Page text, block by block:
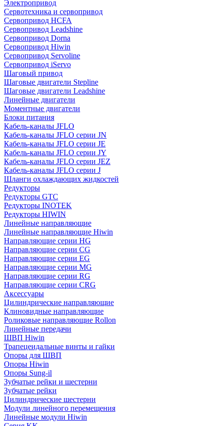
Электропривод
Сервотехника и сервопривод
Сервопривод HCFA
Сервопривод Leadshine
Сервопривод Dorna
Сервопривод Hiwin
Сервопривод Servoline
Сервопривод iServo
Шаговый привод
Шаговые двигатели Stepline
Шаговые двигатели Leadshine
Линейные двигатели
Моментные двигатели
Блоки питания
Кабель-каналы JFLO
Кабель-каналы JFLO серии JN
Кабель-каналы JFLO серии JE
Кабель-каналы JFLO серии JY
Кабель-каналы JFLO серии JEZ
Кабель-каналы JFLO серии J
Шланги охлаждающих жидкостей
Редукторы
Редукторы GTC
Редукторы INOTEK
Редукторы HIWIN
Линейные направляющие
Линейные направляющие Hiwin
Направляющие серии HG
Направляющие серии CG
Направляющие серии EG
Направляющие серии MG
Направляющие серии RG
Направляющие серии CRG
Аксессуары
Цилиндрические направляющие
Клиновидные направляющие
Роликовые направляющие Rollon
Линейные передачи
ШВП Hiwin
Трапецеидальные винты и гайки
Опоры для ШВП
Опоры Hiwin
Опоры Sung-il
Зубчатые рейки и шестерни
Зубчатые рейки
Цилиндрические шестерни
Модули линейного перемещения
Линейные модули Hiwin